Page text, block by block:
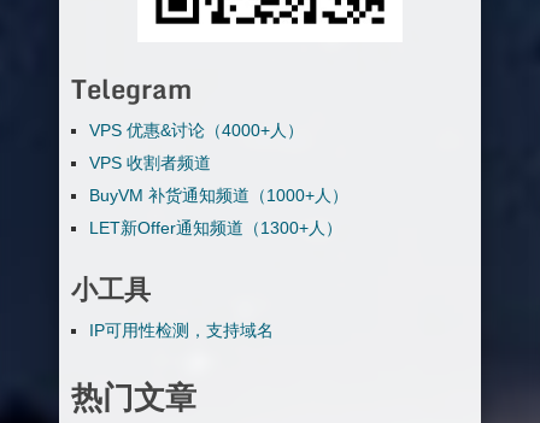
Telegram
VPS 优惠&讨论（4000+人）
VPS 收割者频道
BuyVM 补货通知频道（1000+人）
LET新Offer通知频道（1300+人）
小工具
IP可用性检测，支持域名
热门文章